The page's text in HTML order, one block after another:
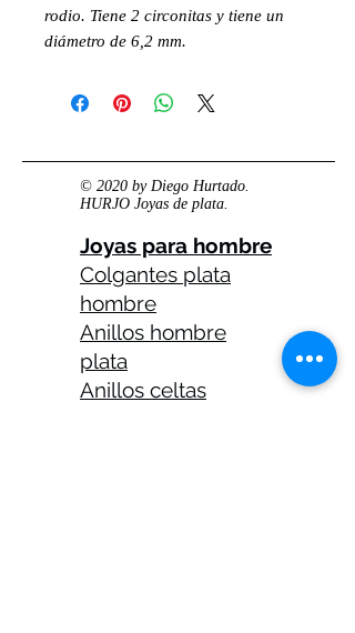
rodio. Tiene 2 circonitas y tiene un
diámetro de 6,2 mm.
© 2020 by Diego Hurtado.
HURJO Joyas de plata.
Joyas para hombre
Colgantes plata
hombre
Anillos hombre
plata
Anillos celtas